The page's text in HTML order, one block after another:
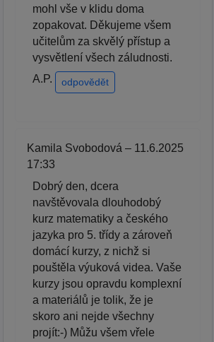
mohl vše v klidu doma
zopakovat. Děkujeme všem
učitelům za skvělý přístup a
vysvětlení všech záludnosti.
A.P.
odpovědět
Kamila Svobodová – 11.6.2025
17:33
Dobrý den, dcera
navštěvovala dlouhodobý
kurz matematiky a českého
jazyka pro 5. třídy a zároveň
domácí kurzy, z nichž si
pouštěla výuková videa. Vaše
kurzy jsou opravdu komplexní
a materiálů je tolik, že je
skoro ani nejde všechny
projít:-) Můžu všem vřele